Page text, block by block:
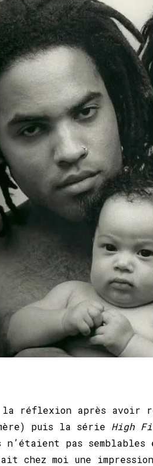
réflexion après avoir
puis la série High
n’étaient pas
chez moi une